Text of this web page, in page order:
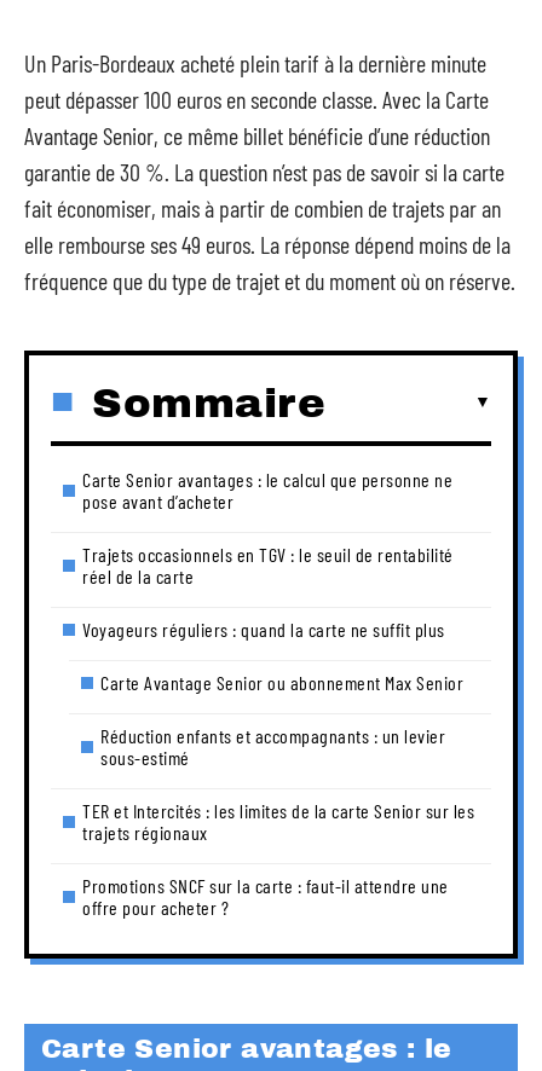
Un Paris-Bordeaux acheté plein tarif à la dernière minute
peut dépasser 100 euros en seconde classe. Avec la Carte
Avantage Senior, ce même billet bénéficie d’une réduction
garantie de 30 %. La question n’est pas de savoir si la carte
fait économiser, mais à partir de combien de trajets par an
elle rembourse ses 49 euros. La réponse dépend moins de la
fréquence que du type de trajet et du moment où on réserve.
Sommaire
Carte Senior avantages : le calcul que personne ne
pose avant d’acheter
Trajets occasionnels en TGV : le seuil de rentabilité
réel de la carte
Voyageurs réguliers : quand la carte ne suffit plus
Carte Avantage Senior ou abonnement Max Senior
Réduction enfants et accompagnants : un levier
sous-estimé
TER et Intercités : les limites de la carte Senior sur les
trajets régionaux
Promotions SNCF sur la carte : faut-il attendre une
offre pour acheter ?
Carte Senior avantages : le